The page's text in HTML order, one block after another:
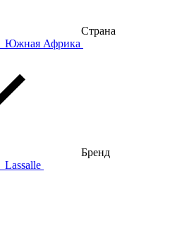
Страна
Южная Африка
Бренд
Lassalle